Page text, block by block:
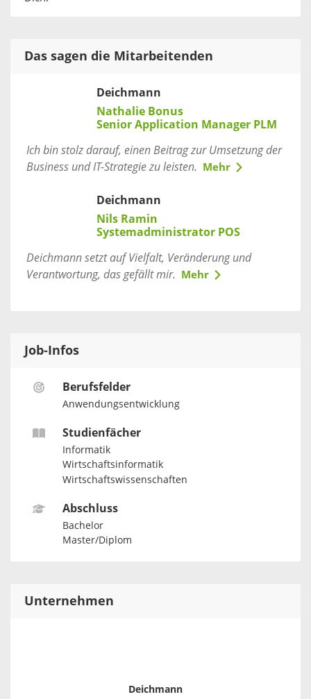
Das sagen die Mitarbeitenden
Deichmann
Nathalie Bonus
Senior Application Manager PLM
Ich bin stolz darauf, einen Beitrag zur Umsetzung der
Business und IT-Strategie zu leisten. Mehr
Deichmann
Nils Ramin
Systemadministrator POS
Deichmann setzt auf Vielfalt, Veränderung und
Verantwortung, das gefällt mir. Mehr
Job-Infos
Berufsfelder
Anwendungsentwicklung
Studienfächer
Informatik
Wirtschaftsinformatik
Wirtschaftswissenschaften
Abschluss
Bachelor
Master/Diplom
Unternehmen
Deichmann